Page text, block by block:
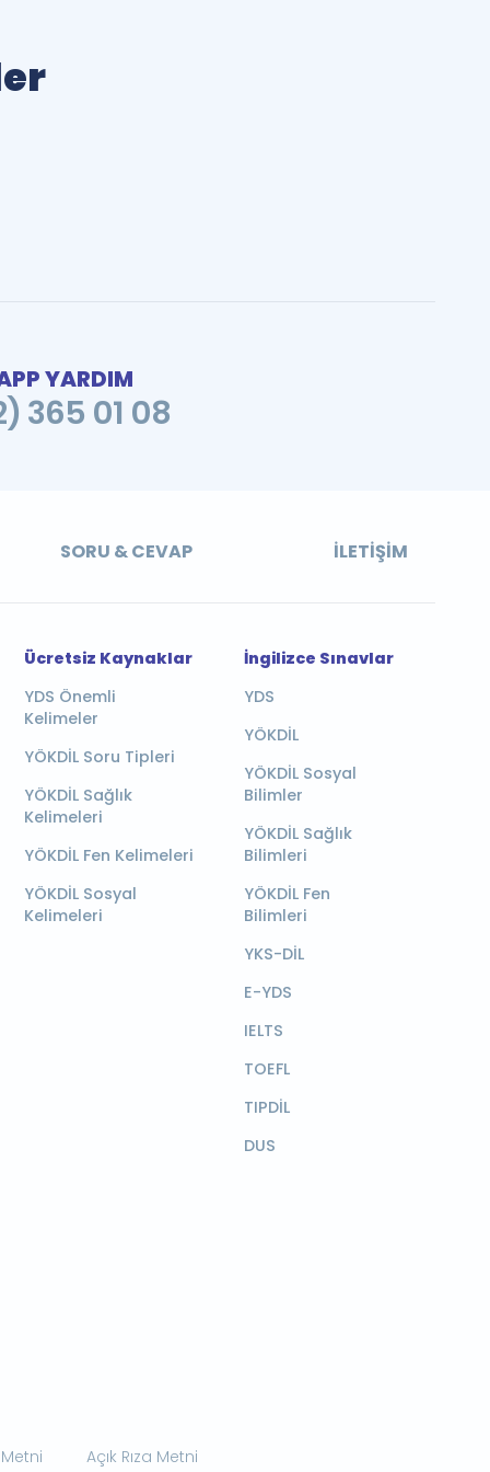
YARDIM
365 01 08
SORU & CEVAP İLETIŞIM
Ücretsiz Kaynaklar
YDS Önemli
Kelimeler
YÖKDİL Soru Tipleri
YÖKDİL Sağlık
Kelimeleri
YÖKDİL Fen Kelimeleri
YÖKDİL Sosyal
Kelimeleri
İngilizce Sınavlar
YDS
YÖKDİL
YÖKDİL Sosyal
Bilimler
YÖKDİL Sağlık
Bilimleri
YÖKDİL Fen
Bilimleri
YKS-DİL
E-YDS
IELTS
TOEFL
TIPDİL
DUS
Açık Rıza Metni